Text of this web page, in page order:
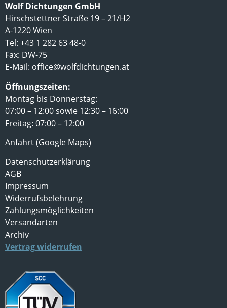
Wolf Dichtungen GmbH
Hirschstettner Straße 19 – 21/H2
A-1220 Wien
Tel: +43 1 282 63 48-0
Fax: DW-75
E-Mail: office@wolfdichtungen.at
Öffnungszeiten:
Montag bis Donnerstag:
07:00 – 12:00 sowie 12:30 – 16:00
Freitag: 07:00 – 12:00
Anfahrt (Google Maps)
Datenschutzerklärung
AGB
Impressum
Widerrufsbelehrung
Zahlungsmöglichkeiten
Versandarten
Archiv
Vertrag widerrufen